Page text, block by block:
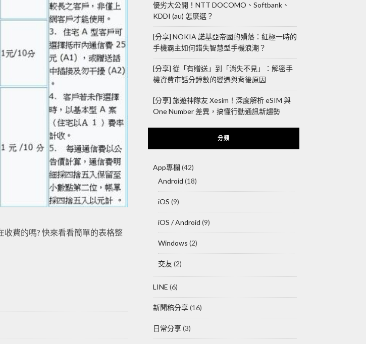
費的嗎? 快來看看簡單的表格整
優劣大公開！NTT DOCOMO、Softbank、
KDDI (au) 怎麼選？
[分享] NOKIA 諾基亞帝國的殞落：紅極一時的
手機霸主如何錯失智慧型手機浪潮？
[分享] 從「有贈送」到「消失不見」：解密手
機資費市話分鐘數的變遷與背後原因
[分享] 旅遊神隊友 Xesim！深度解析 eSIM 與
One Number 差異，搞懂行動通訊新趨勢
分類
App專欄 (42)
Android (18)
iOS (9)
iOS / Android (9)
Windows (2)
交友 (2)
LINE (6)
新聞稿分享(16)
日常分享(3)